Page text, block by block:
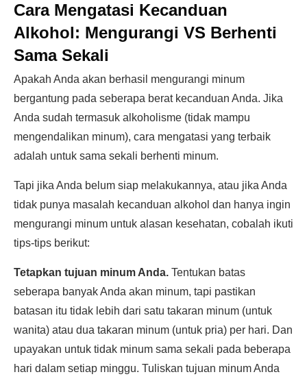
Cara Mengatasi Kecanduan
Alkohol: Mengurangi VS Berhenti
Sama Sekali
Apakah Anda akan berhasil mengurangi minum
bergantung pada seberapa berat kecanduan Anda. Jika
Anda sudah termasuk alkoholisme (tidak mampu
mengendalikan minum), cara mengatasi yang terbaik
adalah untuk sama sekali berhenti minum.
Tapi jika Anda belum siap melakukannya, atau jika Anda
tidak punya masalah kecanduan alkohol dan hanya ingin
mengurangi minum untuk alasan kesehatan, cobalah ikuti
tips-tips berikut:
Tetapkan tujuan minum Anda. Tentukan batas
seberapa banyak Anda akan minum, tapi pastikan
batasan itu tidak lebih dari satu takaran minum (untuk
wanita) atau dua takaran minum (untuk pria) per hari. Dan
upayakan untuk tidak minum sama sekali pada beberapa
hari dalam setiap minggu. Tuliskan tujuan minum Anda